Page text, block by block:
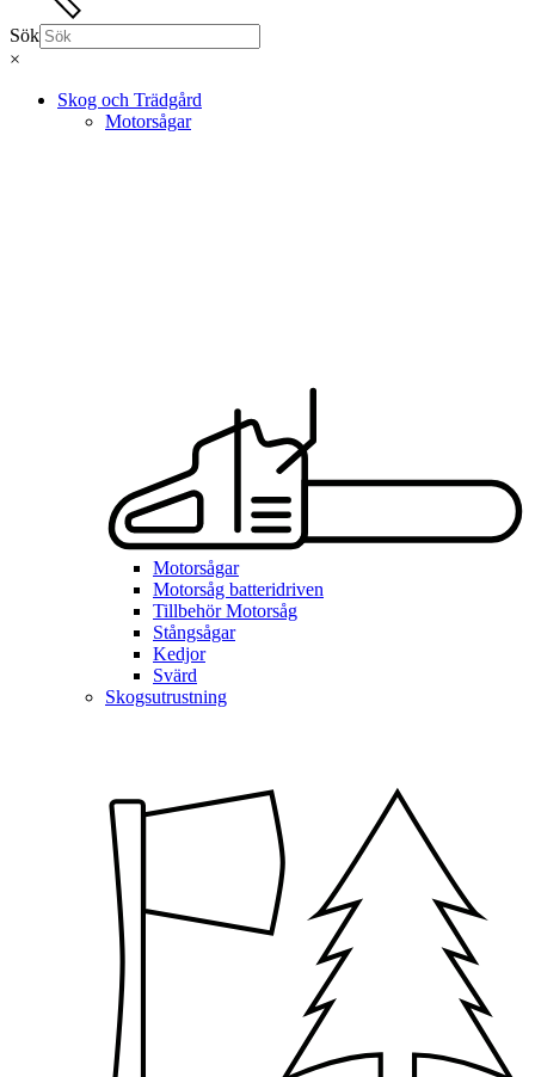
Sök
×
Skog och Trädgård
Motorsågar
Motorsågar
Motorsåg batteridriven
Tillbehör Motorsåg
Stångsågar
Kedjor
Svärd
Skogsutrustning